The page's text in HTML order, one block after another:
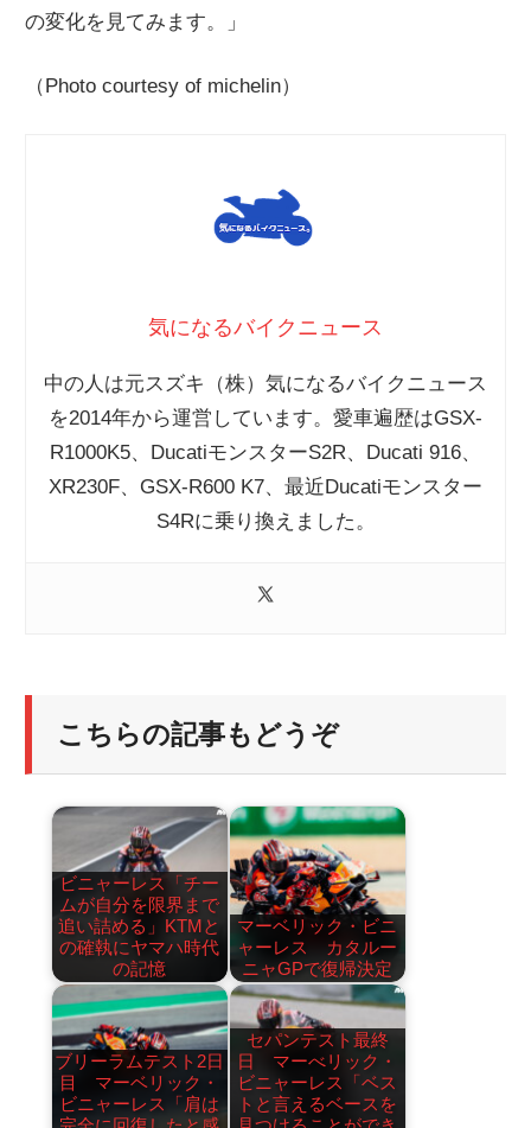
の変化を見てみます。」
（Photo courtesy of michelin）
気になるバイクニュース
中の人は元スズキ（株）気になるバイクニュース
を2014年から運営しています。愛車遍歴はGSX-
R1000K5、DucatiモンスターS2R、Ducati 916、
XR230F、GSX-R600 K7、最近Ducatiモンスター
S4Rに乗り換えました。
こちらの記事もどうぞ
ビニャーレス「チー
ムが自分を限界まで
追い詰める」KTMと
の確執にヤマハ時代
の記憶
マーベリック・ビニ
ャーレス カタルー
ニャGPで復帰決定
ブリーラムテスト2日
目 マーベリック・
ビニャーレス「肩は
セパンテスト最終
日 マーべリック・
ビニャーレス「ベス
トと言えるベースを